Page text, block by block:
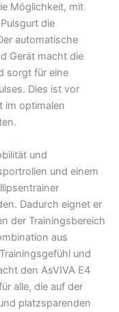
Möglichkeit, mit
die
automatische
Gerät macht die
sorgt für eine
Dies ist vor
im optimalen
und
und einem
Dadurch eignet er
der Trainingsbereich
aus
und
den AsVIVA E4
alle, die auf der
platzsparenden